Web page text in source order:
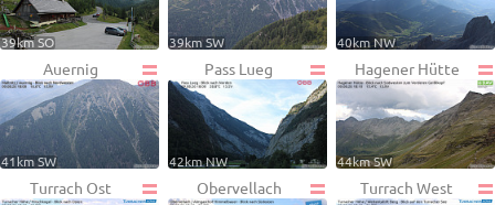
39km SO 39km SW 40km NW
Auernig
41km SW
Pass Lueg
42km NW
Hagener Hütte
44km SW
Turrach Ost Obervellach Turrach West